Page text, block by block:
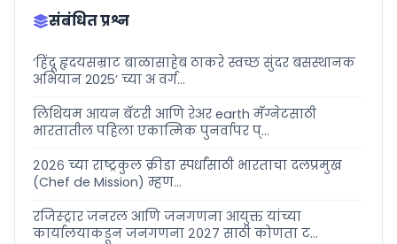
संबंधित प्रश्न
‘हिंदू हृदयसम्राट बाळासाहेब ठाकरे स्वच्छ सुंदर बसस्थानक
अभियान 2025’ च्या अ वर्ग...
लिथियम आयन बॅटरी आणि रेअर earth मॅग्नेटसाठी
भारतातील पहिला एकात्मिक पुनर्वापर प्...
२०२६ च्या राष्ट्रकुल क्रीडा स्पर्धांसाठी भारताचा दलप्रमुख
(Chef de Mission) म्हण...
रजिस्ट्रार जनरल आणि जनगणना आयुक्त यांच्या
कार्यालयाकडून जनगणना २०२७ साठी कोणता ट...